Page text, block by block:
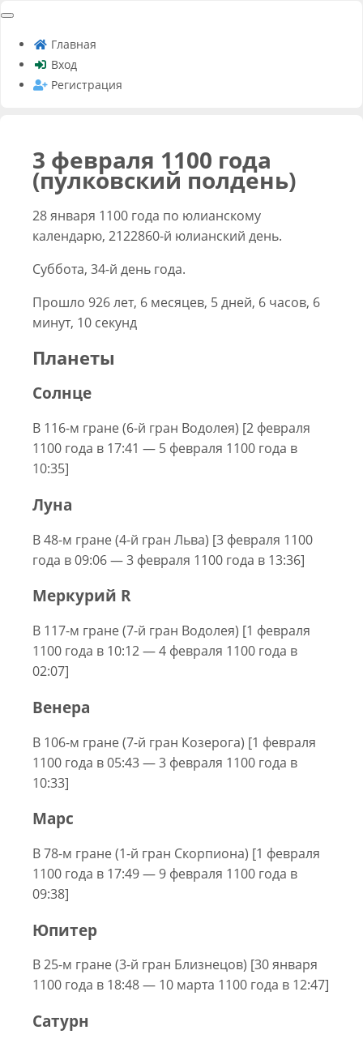
Главная
Вход
Регистрация
3 февраля 1100 года
(пулковский полдень)
28 января 1100 года по юлианскому
календарю, 2122860-й юлианский день.
Суббота, 34-й день года.
Прошло 926 лет, 6 месяцев, 5 дней, 6 часов, 6
минут, 10 секунд
Планеты
Солнце
В 116-м гране (6-й гран Водолея) [2 февраля
1100 года в 17:41 — 5 февраля 1100 года в
10:35]
Луна
В 48-м гране (4-й гран Льва) [3 февраля 1100
года в 09:06 — 3 февраля 1100 года в 13:36]
Меркурий R
В 117-м гране (7-й гран Водолея) [1 февраля
1100 года в 10:12 — 4 февраля 1100 года в
02:07]
Венера
В 106-м гране (7-й гран Козерога) [1 февраля
1100 года в 05:43 — 3 февраля 1100 года в
10:33]
Марс
В 78-м гране (1-й гран Скорпиона) [1 февраля
1100 года в 17:49 — 9 февраля 1100 года в
09:38]
Юпитер
В 25-м гране (3-й гран Близнецов) [30 января
1100 года в 18:48 — 10 марта 1100 года в 12:47]
Сатурн